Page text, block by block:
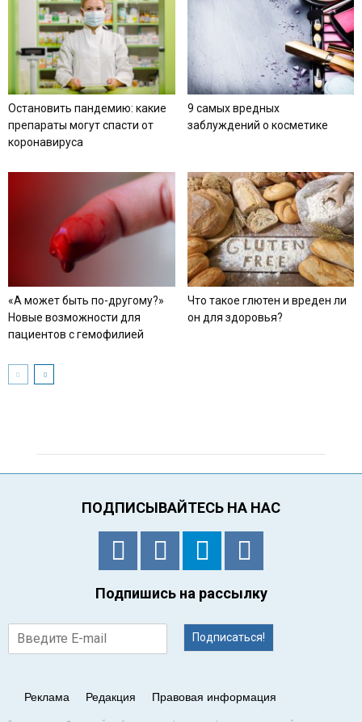
Остановить пандемию: какие
препараты могут спасти от
коронавируса
9 самых вредных
заблуждений о косметике
«А может быть по-другому?»
Новые возможности для
пациентов с гемофилией
Что такое глютен и вреден ли
он для здоровья?
ПОДПИСЫВАЙТЕСЬ НА НАС
Подпишись на рассылку
Подписаться!
Реклама Редакция Правовая информация